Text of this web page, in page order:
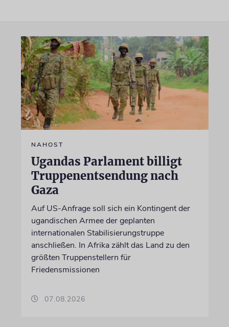
NAHOST
Ugandas Parlament billigt
Truppenentsendung nach
Gaza
Auf US-Anfrage soll sich ein Kontingent der
ugandischen Armee der geplanten
internationalen Stabilisierungstruppe
anschließen. In Afrika zählt das Land zu den
größten Truppenstellern für
Friedensmissionen
07.08.2026